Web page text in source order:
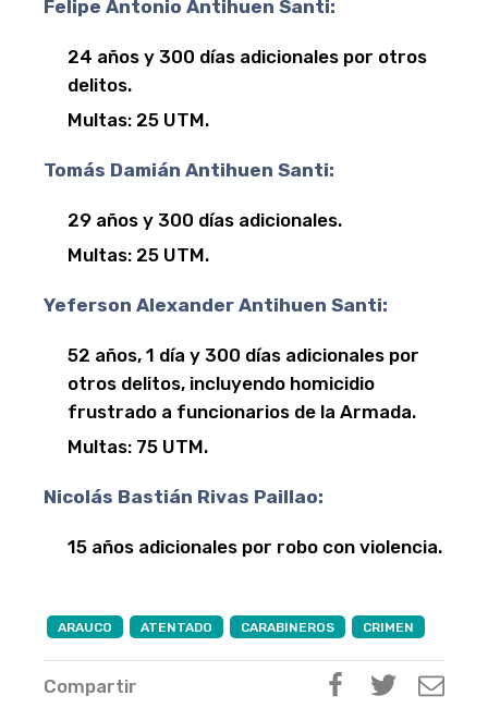
Felipe Antonio Antihuen Santi:
24 años y 300 días adicionales por otros
delitos.
Multas: 25 UTM.
Tomás Damián Antihuen Santi:
29 años y 300 días adicionales.
Multas: 25 UTM.
Yeferson Alexander Antihuen Santi:
52 años, 1 día y 300 días adicionales por
otros delitos, incluyendo homicidio
frustrado a funcionarios de la Armada.
Multas: 75 UTM.
Nicolás Bastián Rivas Paillao:
15 años adicionales por robo con violencia.
ARAUCO ATENTADO CARABINEROS CRIMEN
Compartir